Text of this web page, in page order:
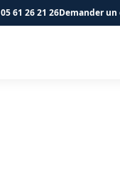
05 61 26 21 26Demander un